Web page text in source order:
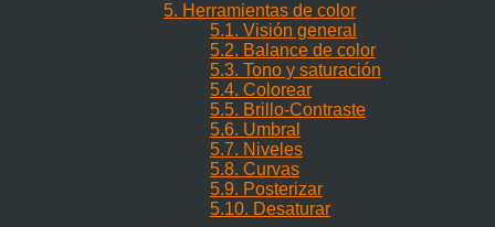
5. Herramientas de color
5.1. Visión general
5.2. Balance de color
5.3. Tono y saturación
5.4. Colorear
5.5. Brillo-Contraste
5.6. Umbral
5.7. Niveles
5.8. Curvas
5.9. Posterizar
5.10. Desaturar